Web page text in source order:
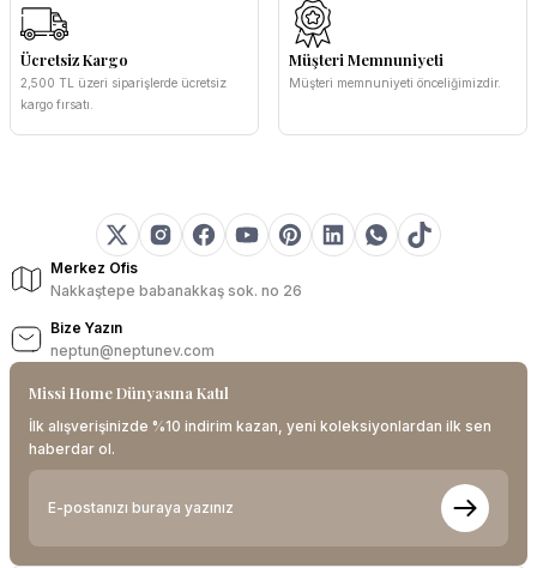
Ücretsiz Kargo
2,500 TL üzeri siparişlerde ücretsiz
kargo fırsatı.
Müşteri Memnuniyeti
Müşteri memnuniyeti önceliğimizdir.
Merkez Ofis
Nakkaştepe babanakkaş sok. no 26
Bize Yazın
neptun@neptunev.com
Missi Home Dünyasına Katıl
İlk alışverişinizde %10 indirim kazan, yeni koleksiyonlardan ilk sen
haberdar ol.